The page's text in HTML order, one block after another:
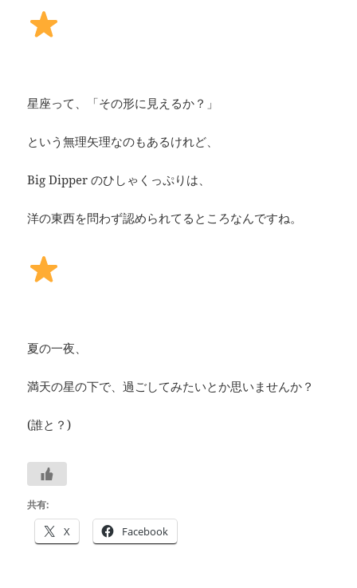
星座って、「その形に見えるか？」
という無理矢理なのもあるけれど、
Big Dipper のひしゃくっぷりは、
洋の東西を問わず認められてるところなんですね。
夏の一夜、
満天の星の下で、過ごしてみたいとか思いませんか？
(誰と？)
共有:
X Facebook